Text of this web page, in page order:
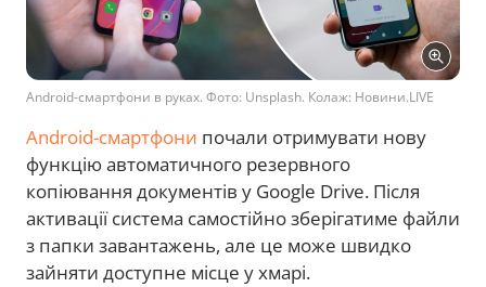
Android-смартфони в руках. Фото: Unsplash. Колаж: Новини.LIVE
Android-смартфони почали отримувати нову
функцію автоматичного резервного
копіювання документів у Google Drive. Після
активації система самостійно зберігатиме файли
з папки завантажень, але це може швидко
зайняти доступне місце у хмарі.